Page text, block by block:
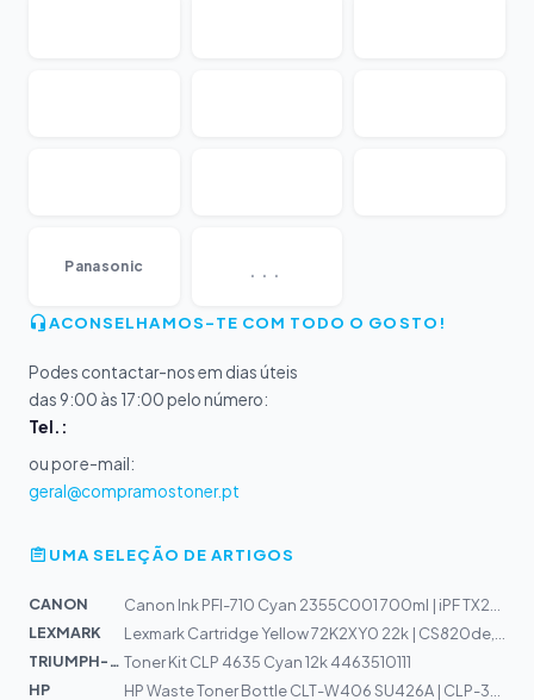
Panasonic ...
ACONSELHAMOS-TE COM TODO O GOSTO!
Podes contactar-nos em dias úteis
das 9:00 às 17:00 pelo número:
Tel.:
ou por e-mail:
geral@compramostoner.pt
UMA SELEÇÃO DE ARTIGOS
CANON
LEXMARK
TRIUMPH-AD... Toner Kit CLP 4635 Cyan 12k 4463510111
HP